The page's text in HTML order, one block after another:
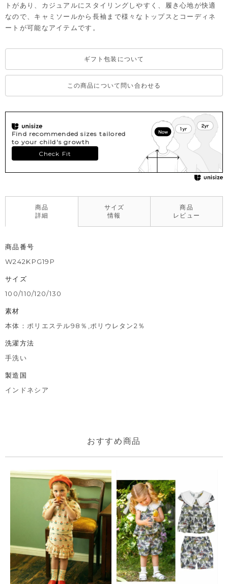
トがあり、カジュアルにスタイリングしやすく、履き心地が快適
なので、キャミソールから長袖まで様々なトップスとコーディネ
ートが可能なアイテムです。
ギフト包装について
この商品について問い合わせる
Find recommended sizes tailored
to your child's growth
Check Fit
商品
詳細
サイズ
情報
商品
レビュー
商品番号
W242KPG19P
サイズ
100/110/120/130
素材
本体：ポリエステル98％,ポリウレタン2％
洗濯方法
手洗い
製造国
インドネシア
おすすめ商品